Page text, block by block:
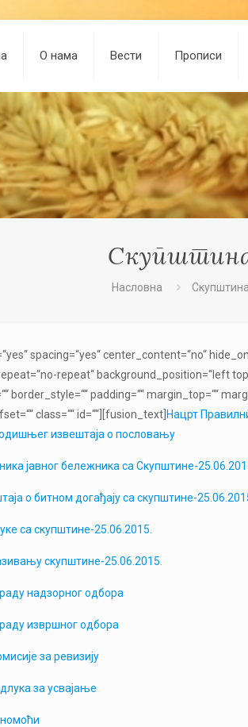
О нама Вести Прописи
Насловна Скупштина
spacing=“yes“ center_content=“no“
repeat“ background_position=“left
border_style=““ padding=““ margin_top=““
class=““ id=““][fusion_text] Нацрт
извештаја о пословању
јавног бележника са Скупштине-
о битном догађају са скупштине-
са скупштине-25.06.2015.
скупштине-25.06.2015.
надзорног одбора
извршног одбора
за ревизију
за усвајање